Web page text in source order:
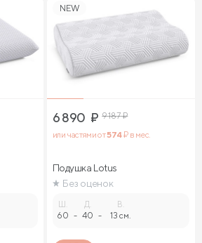
NEW
6 890 ₽ 9 187₽
или частями от574₽ в мес.
Подушка Lotus
Без оценок
60 -
Д.
40 -
В.
13 см.